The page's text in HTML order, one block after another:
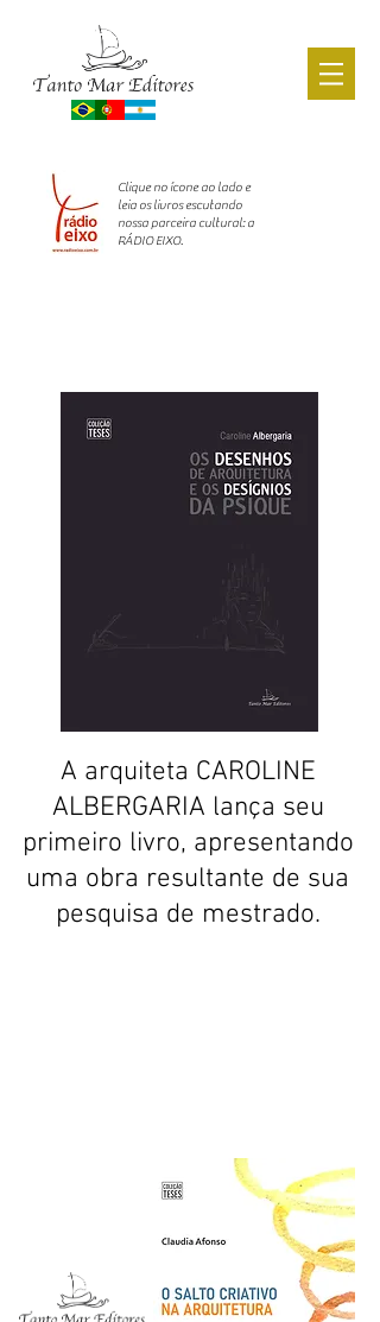
CATÁLOGO ACADÊMICO
Clique no ícone ao lado e
leia os livros escutando
nossa parceira cultural: a
RÁDIO EIXO.
A arquiteta CAROLINE
ALBERGARIA lança seu
primeiro livro, apresentando
uma obra resultante de sua
pesquisa de mestrado.